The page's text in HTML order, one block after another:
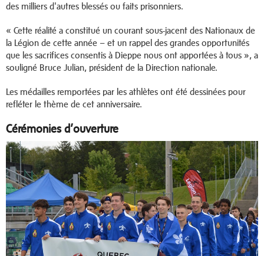
des milliers d'autres blessés ou faits prisonniers.
« Cette réalité a constitué un courant sous-jacent des Nationaux de
la Légion de cette année – et un rappel des grandes opportunités
que les sacrifices consentis à Dieppe nous ont apportées à tous », a
souligné Bruce Julian, président de la Direction nationale.
Les médailles remportées par les athlètes ont été dessinées pour
refléter le thème de cet anniversaire.
Cérémonies d’ouverture